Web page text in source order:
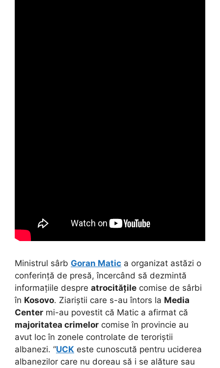
Ministrul sârb Goran Matic a organizat astăzi o
conferință de presă, încercând să dezmintă
informațiile despre atrocitățile comise de sârbi
în Kosovo. Ziariștii care s-au întors la Media
Center mi-au povestit că Matic a afirmat că
majoritatea crimelor comise în provincie au
avut loc în zonele controlate de teroriștii
albanezi. “UCK este cunoscută pentru uciderea
albanezilor care nu doreau să i se alăture sau